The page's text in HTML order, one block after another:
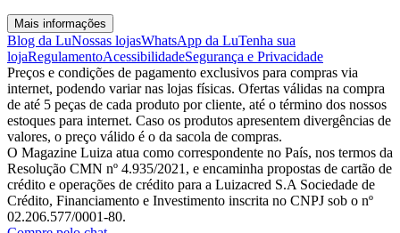
Mais informações
Blog da LuNossas lojasWhatsApp da LuTenha sua
lojaRegulamentoAcessibilidadeSegurança e Privacidade
Preços e condições de pagamento exclusivos para compras via
internet, podendo variar nas lojas físicas. Ofertas válidas na compra
de até 5 peças de cada produto por cliente, até o término dos nossos
estoques para internet. Caso os produtos apresentem divergências de
valores, o preço válido é o da sacola de compras.
O Magazine Luiza atua como correspondente no País, nos termos da
Resolução CMN nº 4.935/2021, e encaminha propostas de cartão de
crédito e operações de crédito para a Luizacred S.A Sociedade de
Crédito, Financiamento e Investimento inscrita no CNPJ sob o nº
02.206.577/0001-80.